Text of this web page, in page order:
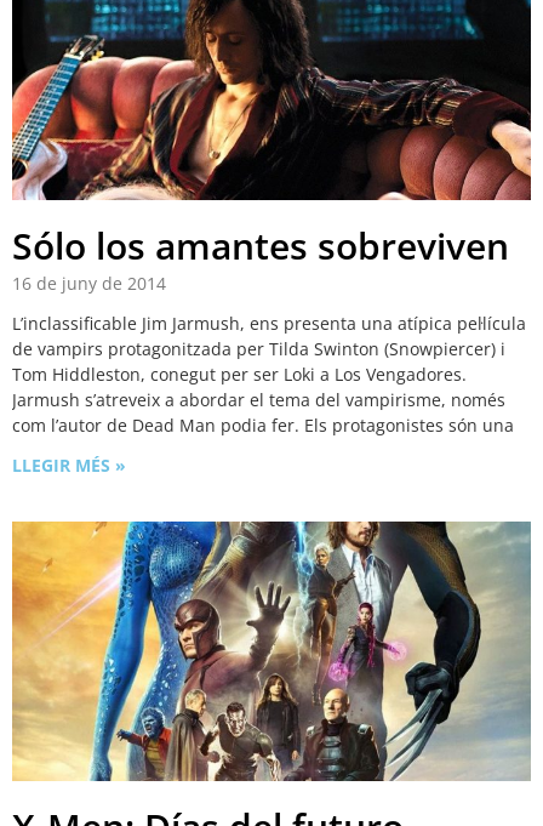
Sólo los amantes sobreviven
16 de juny de 2014
L’inclassificable Jim Jarmush, ens presenta una atípica pel·lícula
de vampirs protagonitzada per Tilda Swinton (Snowpiercer) i
Tom Hiddleston, conegut per ser Loki a Los Vengadores.
Jarmush s’atreveix a abordar el tema del vampirisme, només
com l’autor de Dead Man podia fer. Els protagonistes són una
LLEGIR MÉS »